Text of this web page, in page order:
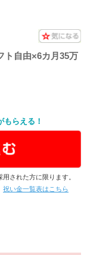
ト自由×6カ月35万
らえる！
された方に限ります。
祝い金一覧表はこちら